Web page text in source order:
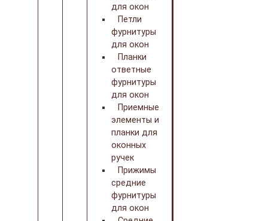
для окон
Петли
фурнитуры
для окон
Планки
ответные
фурнитуры
для окон
Приемные
элементы и
планки для
оконных
ручек
Прижимы
средние
фурнитуры
для окон